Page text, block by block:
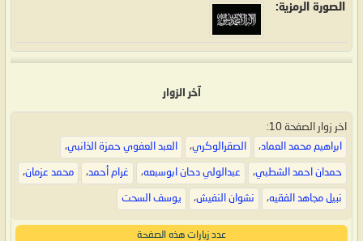
الصورة الرمزية
آخر الزوار
اخر زوار الصفحة 10:
ابراهيم محمد العماد، الصقرالوكري، العبد العفوي حمزة الذانبي،
حمدان احمد الشطبي، عبدالولي دحان ابوسبعه، غرام أحمد، محمد عزمان،
نبيل مجاهد الفقيه، نشوان النفيش، يوسف السحت
عدد زيارات هذه الصفحة